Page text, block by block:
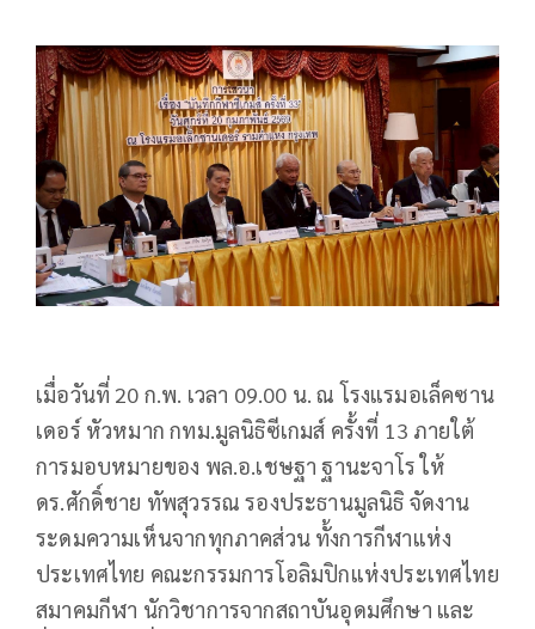
เมื่อวันที่ 20 ก.พ. เวลา 09.00 น. ณ โรงแรมอเล็คซาน
เดอร์ หัวหมาก กทม.มูลนิธิซีเกมส์ ครั้งที่ 13 ภายใต้
การมอบหมายของ พล.อ.เชษฐา ฐานะจาโร ให้
ดร.ศักดิ์ชาย ทัพสุวรรณ รองประธานมูลนิธิ จัดงาน
ระดมความเห็นจากทุกภาคส่วน ทั้งการกีฬาแห่ง
ประเทศไทย คณะกรรมการโอลิมปิกแห่งประเทศไทย
สมาคมกีฬา นักวิชาการจากสถาบันอุดมศึกษา และ